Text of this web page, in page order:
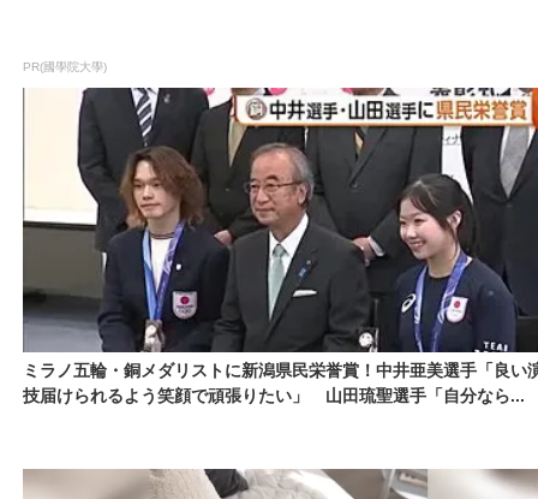
PR(國學院大學)
ミラノ五輪・銅メダリストに新潟県民栄誉賞！中井亜美選手「良い
技届けられるよう笑顔で頑張りたい」 山田琉聖選手「自分なら...